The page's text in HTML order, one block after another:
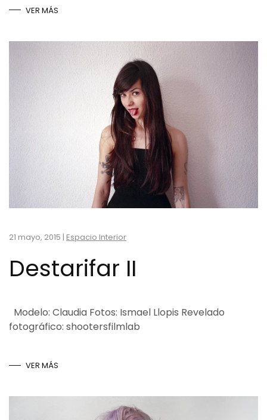
VER MÁS
21 mayo, 2015 | Espacio Interior
Destarifar II
Modelo: Claudia Fotos: Ismael Llopis Revelado
fotográfico: shootersfilmlab
VER MÁS